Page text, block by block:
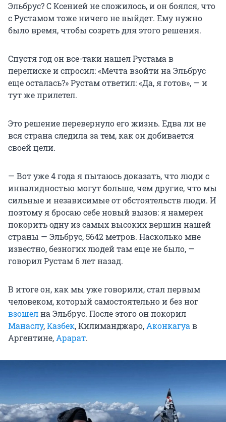
Эльбрус? С Ксенией не сложилось, и он боялся, что
с Рустамом тоже ничего не выйдет. Ему нужно
было время, чтобы созреть для этого решения.
Спустя год он все-таки нашел Рустама в
переписке и спросил: «Мечта взойти на Эльбрус
еще осталась?» Рустам ответил: «Да, я готов», — и
тут же прилетел.
Это решение перевернуло его жизнь. Едва ли не
вся страна следила за тем, как он добивается
своей цели.
— Вот уже 4 года я пытаюсь доказать, что люди с
инвалидностью могут больше, чем другие, что мы
сильные и независимые от обстоятельств люди. И
поэтому я бросаю себе новый вызов: я намерен
покорить одну из самых высоких вершин нашей
страны — Эльбрус, 5642 метров. Насколько мне
известно, безногих людей там еще не было, —
говорил Рустам 6 лет назад.
В итоге он, как мы уже говорили, стал первым
человеком, который самостоятельно и без ног
взошелна Эльбрус. После этого он покорил
Манаслу,Казбек, Килиманджаро,Аконкагуав
Аргентине,Арарат.